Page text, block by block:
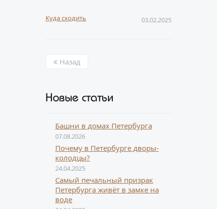
Куда сходить 03.02.2025
Назад
Новые статьи
Башни в домах Петербурга
07.08.2026
Почему в Петербурге дворы-
колодцы?
24.04.2025
Самый печальный призрак
Петербурга живёт в замке на
воде